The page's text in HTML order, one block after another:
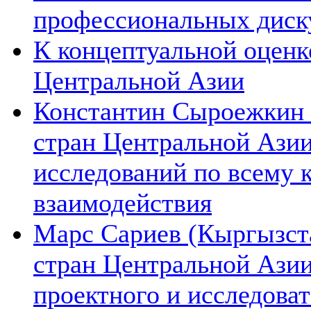
профессиональных
К концептуальной
Центральной Азии
Константин Сыроежкин
стран Центральной
исследований по всему
взаимодействия
Марс Сариев
стран Центральной
проектного и